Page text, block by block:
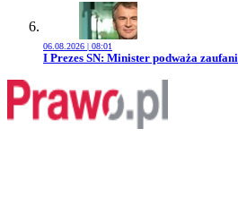
06.08.2026 | 08:01
Przejdź do artykułu:
I Prezes SN: Minister podważa